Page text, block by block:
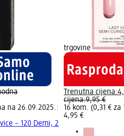
na 26.09.2025.:
– 120 Demi, 2
trgovine
Trenutna cijena:
cijena:9,95 €
16 kom. (0,31 € za
4,95 €